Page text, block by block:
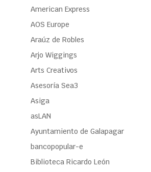
American Express
AOS Europe
Araúz de Robles
Arjo Wiggings
Arts Creativos
Asesoría Sea3
Asiga
asLAN
Ayuntamiento de Galapagar
bancopopular-e
Biblioteca Ricardo León